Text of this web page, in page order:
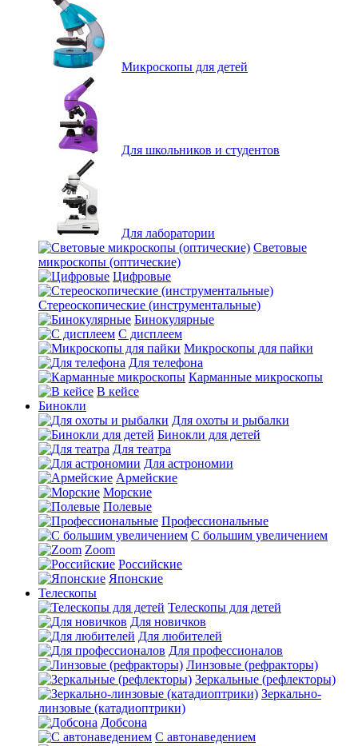
Микроскопы для детей
Для школьников и студентов
Для лаборатории
Световые
микроскопы (оптические)
Цифровые
Стереоскопические (инструментальные)
Бинокулярные
С дисплеем
Микроскопы для пайки
Для телефона
Карманные микроскопы
В кейсе
Бинокли
Для охоты и рыбалки
Бинокли для детей
Для театра
Для астрономии
Армейские
Морские
Полевые
Профессиональные
С большим увеличением
Zoom
Российские
Японские
Телескопы
Телескопы для детей
Для новичков
Для любителей
Для профессионалов
Линзовые (рефракторы)
Зеркальные (рефлекторы)
Зеркально-
линзовые (катадиоптрики)
Добсона
С автонаведением